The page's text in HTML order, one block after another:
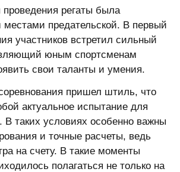
проведения регаты была
местами предательской. В первый
участников встретил сильный
юным спортсменам
свои таланты и умения.
пришел штиль, что
актуальное испытание для
В таких условиях особенно важны
и точные расчеты, ведь
на счету. В такие моменты
полагаться не только на